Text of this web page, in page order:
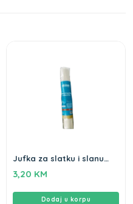
Jufka za slatku i slanu
3,20 KM
Dodaj u korpu